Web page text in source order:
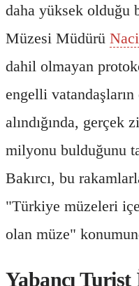
daha yüksek
Müzesi Müdürü
dahil olmayan
engelli
alındığında, gerçek
milyonu bulduğunu
Bakırcı, bu
"Türkiye müzeleri
olan müze"
Yabancı